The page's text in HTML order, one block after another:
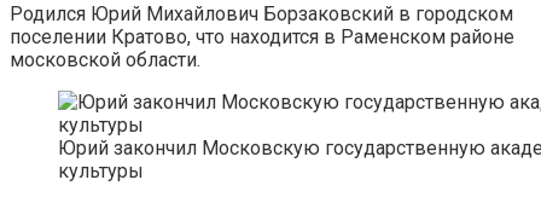
Родился Юрий Михайлович Борзаковский в городском
поселении Кратово, что находится в Раменском районе
московской области.
Юрий закончил Московскую государственную
культуры